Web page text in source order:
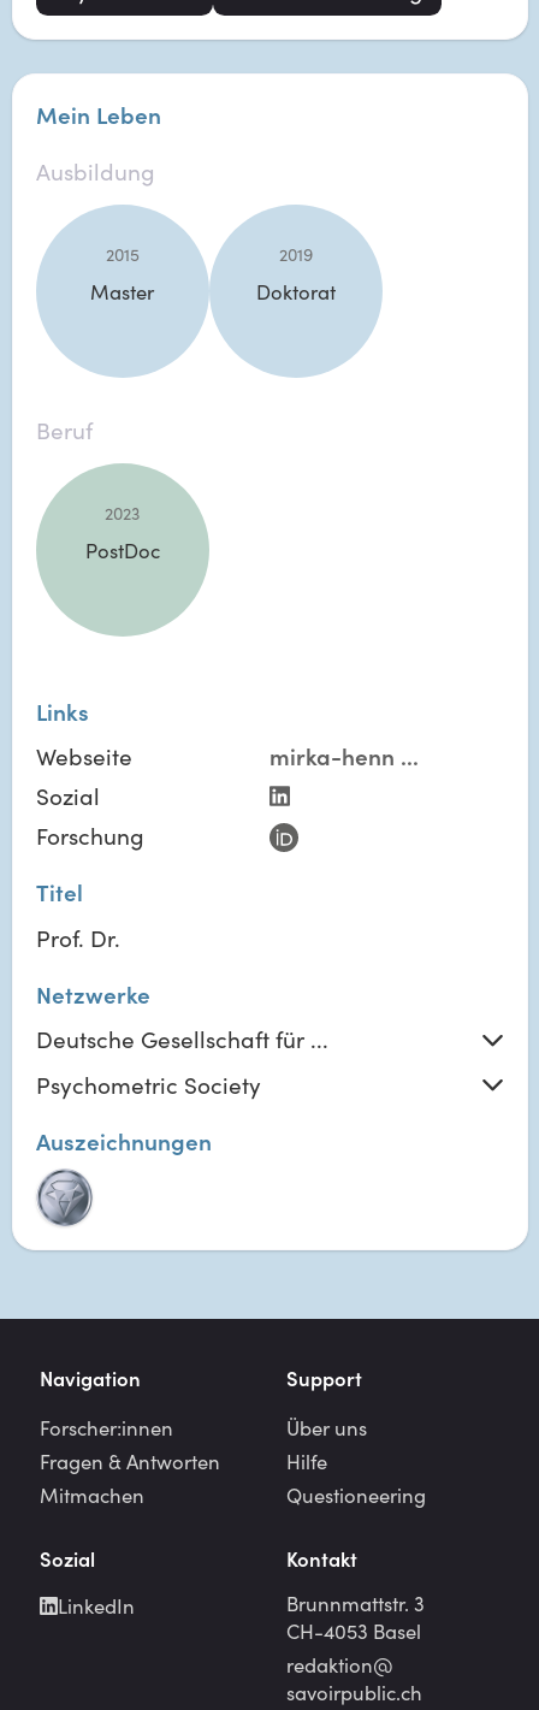
Mein Leben
Ausbildung
2015
Master
2019
Doktorat
Beruf
2023
PostDoc
Links
Webseite
mirka-henn ...
Sozial
Forschung
Titel
Prof. Dr.
Netzwerke
Deutsche Gesellschaft für ...
Psychometric Society
Auszeichnungen
Navigation
Forscher:innen
Fragen & Antworten
Mitmachen
Support
Über uns
Hilfe
Questioneering
Sozial
LinkedIn
Kontakt
Brunnmattstr. 3
CH-4053 Basel
redaktion@
savoirpublic.ch